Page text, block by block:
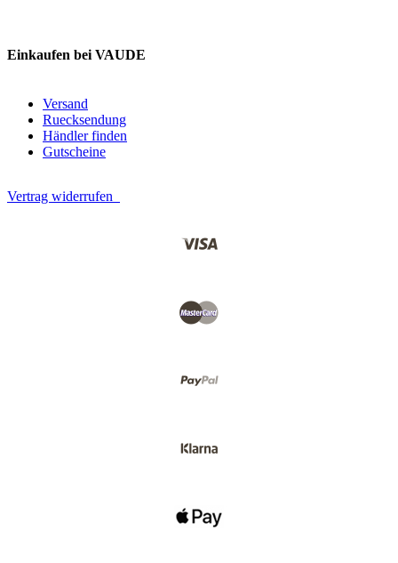
Einkaufen bei VAUDE
Versand
Ruecksendung
Händler finden
Gutscheine
Vertrag widerrufen